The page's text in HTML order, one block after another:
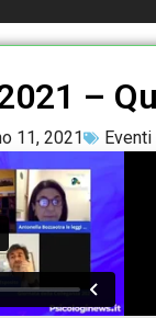
–
11, 2021 Eventi